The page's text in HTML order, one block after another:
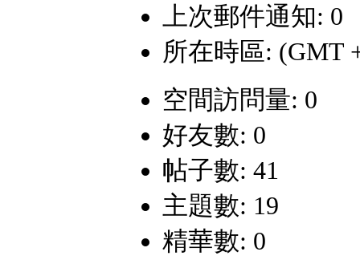
上次郵件通知: 0
所在時區: (GMT
空間訪問量: 0
好友數: 0
帖子數: 41
主題數: 19
精華數: 0